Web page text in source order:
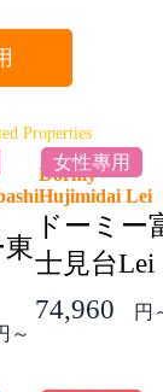
Properties
東
～
女性專用
Dormy
Hujimidai
ドーミー
士見台Lei
74,960
円